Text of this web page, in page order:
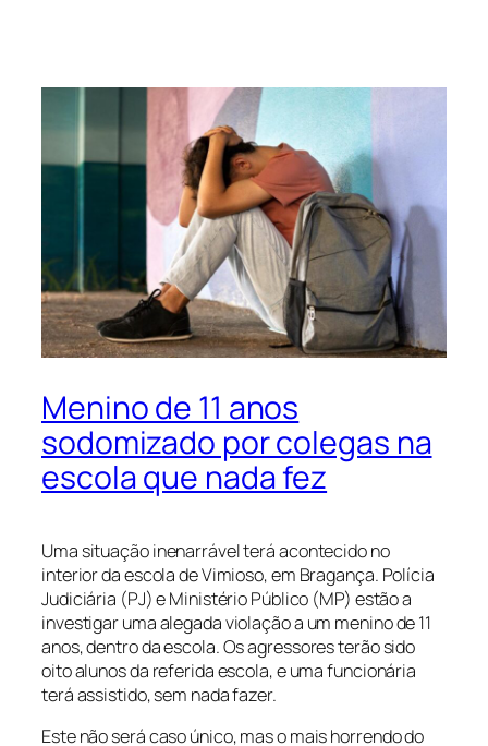
Menino de 11 anos
sodomizado por colegas na
escola que nada fez
Uma situação inenarrável terá acontecido no
interior da escola de Vimioso, em Bragança. Polícia
Judiciária (PJ) e Ministério Público (MP) estão a
investigar uma alegada violação a um menino de 11
anos, dentro da escola. Os agressores terão sido
oito alunos da referida escola, e uma funcionária
terá assistido, sem nada fazer.
Este não será caso único, mas o mais horrendo do